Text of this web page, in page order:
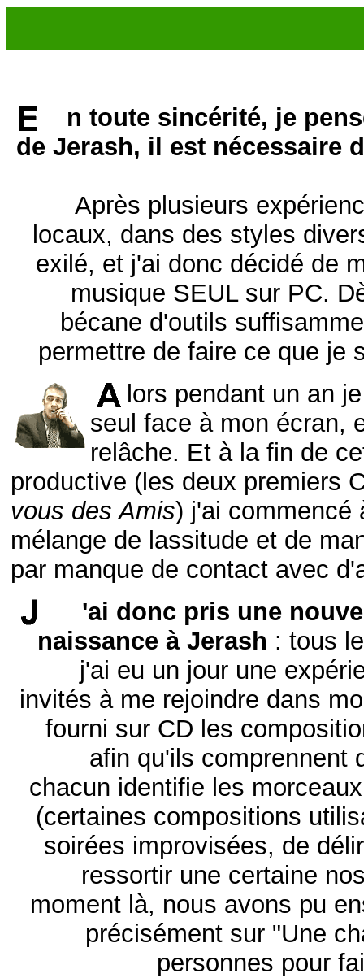
n toute sincérité, je
de Jerash, il est nécessaire
Après plusieurs
locaux, dans des styles
exilé, et j'ai donc décidé de
musique SEUL sur PC.
bécane d'outils
permettre de faire ce que je
lors pendant un an
seul face à mon écran,
relâche. Et à la fin de
productive (les deux premiers
vous des Amis) j'ai commencé
mélange de lassitude et de
par manque de contact avec
'ai donc pris une
naissance à Jerash : tous
j'ai eu un jour une
invités à me rejoindre dans
fourni sur CD les
afin qu'ils comprennent
chacun identifie les
(certaines compositions
soirées improvisées, de
ressortir une certaine
moment là, nous avons pu
précisément sur "Une
personnes pour